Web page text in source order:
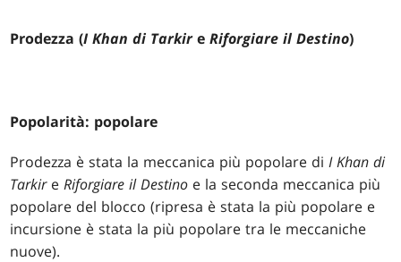
Prodezza (I Khan di TarkireRiforgiare il Destino)
Popolarità: popolare
Prodezza è stata la meccanica più popolare diI Khan di
TarkireRiforgiare il Destino e la seconda meccanica più
popolare del blocco (ripresa è stata la più popolare e
incursione è stata la più popolare tra le meccaniche
nuove).